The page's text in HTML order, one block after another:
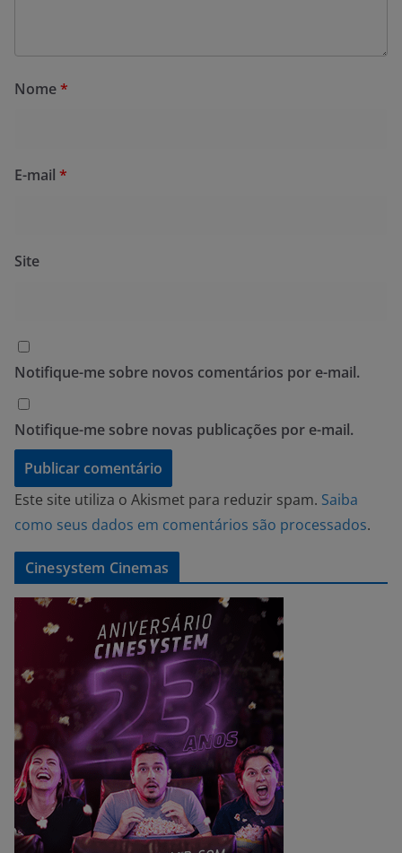
Nome*
E-mail *
Site
Notifique-me sobre novos comentários por e-mail.
Notifique-me sobre novas publicações por e-mail.
Este site utiliza o Akismet para reduzir spam. Saiba
como seus dados em comentários são processados.
Cinesystem Cinemas